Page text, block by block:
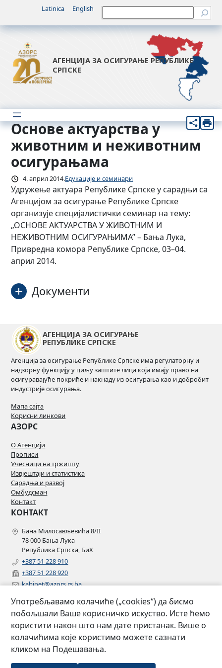
садржај
Latinica English Претрага
АГЕНЦИЈА ЗА ОСИГУРАЊЕ РЕПУБЛИКЕ
СРПСКЕ
Основе актуарства у
животним и неживотним
осигурањама
4. април 2014.Едукације и семинари
Удружење актуара Републике Српске у сарадњи са
Агенцијом за осигурање Републике Српске
организујe специјалистички семинар на тему:
„ОСНОВЕ АКТУАРСТВА У ЖИВОТНИМ И
НЕЖИВОТНИМ ОСИГУРАЊИМА” – Бања Лука,
Привредна комора Републике Српске, 03–04.
април 2014.
Документи
Пријавница за семинар
АГЕНЦИЈА ЗА ОСИГУРАЊЕ
РЕПУБЛИКЕ СРПСКЕ
Агенција за осигурање Републике Српске има регулаторну и
надзорну функцију у циљу заштите лица која имају право на
осигуравајуће покриће и накнаду из осигурања као и добробит
индустрије осигурања.
Мапа сајта
Корисни линкови
АЗОРС
О Агенцији
Прописи
Учесници на тржишту
Извјештаји и статистика
Сарадња и развој
Омбудсман
Контакт
КОНТАКТ
Бана Милосављевића 8/II
78 000 Бања Лука
Република Српска, БиХ
+387 51 228 910
+387 51 228 920
kabinet@azors.rs.ba
szzp@azors.rs.ba
ПРАТИТЕ НАС
Facebook
Instagram
Linkedin
Употребљавамо колачиће („cookies“) да бисмо
побољшали Ваше корисничко искуство. Исте ћемо
користити након што нам дате пристанак. Више о
колачићима које користимо можете сазнати
кликом на Подешавања.